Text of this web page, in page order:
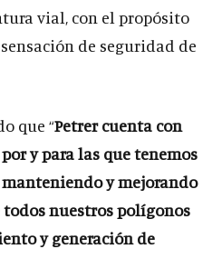
vial, con el propósito
de seguridad de
que “Petrer cuenta con
por y para las que tenemos
y mejorando
nuestros polígonos
y generación de